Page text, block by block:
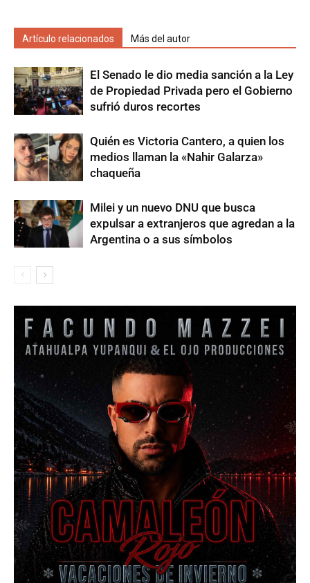
Artículo relacionados Más del autor
El Senado le dio media sanción a la Ley
de Propiedad Privada pero el Gobierno
sufrió duros recortes
Quién es Victoria Cantero, a quien los
medios llaman la «Nahir Galarza»
chaqueña
Milei y un nuevo DNU que busca
expulsar a extranjeros que agredan a la
Argentina o a sus símbolos